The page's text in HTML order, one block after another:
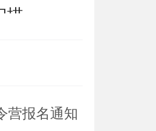
描
，总页
人陈述和
营报名通知